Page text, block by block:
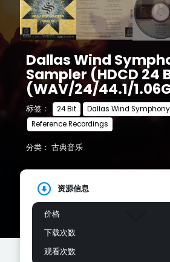
Dallas Wind
Sampler (HDCD 24
(WAV/24/44.1/
标签： 24 Bit Dallas Wind Symphony
Reference Recordings
分类： 古典音乐
资源信息
价格
下载次数
观看次数